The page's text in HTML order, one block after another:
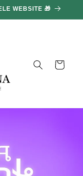
WEBSITE 🎁
Mand